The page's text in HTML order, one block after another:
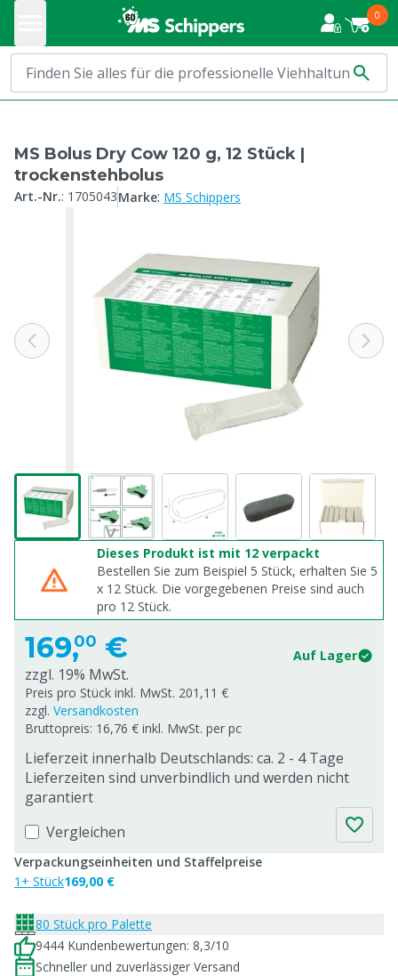
0
MS Bolus Dry Cow 120 g, 12 Stück |
trockenstehbolus
Art.-Nr.: 1705043Marke: MS Schippers
Dieses Produkt ist mit 12 verpackt
Bestellen Sie zum Beispiel 5 Stück, erhalten Sie 5
x 12 Stück. Die vorgegebenen Preise sind auch
pro 12 Stück.
169,00 € Auf Lager
zzgl. 19% MwSt.
Preis pro Stück inkl. MwSt. 201,11 €
zzgl. Versandkosten
Bruttopreis: 16,76 € inkl. MwSt. per pc
Lieferzeit innerhalb Deutschlands: ca. 2 - 4 Tage
Lieferzeiten sind unverbindlich und werden nicht
garantiert
Vergleichen
Verpackungseinheiten und Staffelpreise
1+ Stück169,00 €
80 Stück pro Palette
9444 Kundenbewertungen: 8,3/10
Schneller und zuverlässiger Versand